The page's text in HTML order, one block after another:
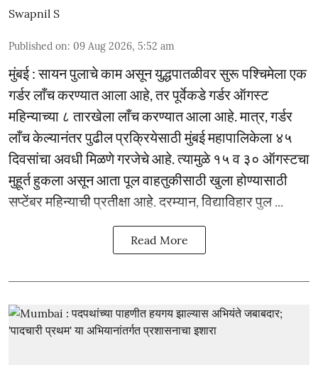
Swapnil S
Published on: 09 Aug 2026, 5:52 am
मुंबई : सायन पुलाचे काम असून युद्धपातळीवर सुरू पश्चिमेला एक
गर्डर लाँच करण्यात आला आहे, तर पूर्वेकडे गर्डर ऑगस्ट
महिन्याच्या ८ तारखेला लाँच करण्यात आला आहे. मात्र, गर्डर
लाँच केल्यानंतर पुढील प्रक्रियेसाठी मुंबई महापालिकेला ४५
दिवसांचा अवधी मिळणे गरजेचे आहे. त्यामुळे १५ व ३० ऑगस्टचा
मुहूर्त हुकला असून आता पूल वाहतुकीसाठी खुला होण्यासाठी
सप्टेंबर महिन्याची प्रतीक्षा आहे. दरम्यान, विद्याविहार पुल ...
Read More